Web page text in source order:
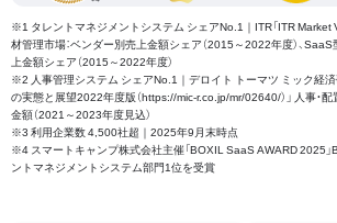
※1 タレントマネジメントシステム シェアNo.1｜ITR「ITR Market
材管理市場：ベンダー別売上金額シェア（2015～2022年度）、
上金額シェア（2015～2022年度）
※2 人事管理システム シェアNo.1｜デロイト トーマツ ミック経済
の実態と展望2022年度版（https://mic-r.co.jp/mr/02640/）」 人事・
金額（2021～2023年度見込）
※3 利用企業数 4,500社超｜2025年9月末時点
※4 スマートキャンプ株式会社主催「BOXIL SaaS AWARD 2025
ントマネジメントシステム部門1位を受賞